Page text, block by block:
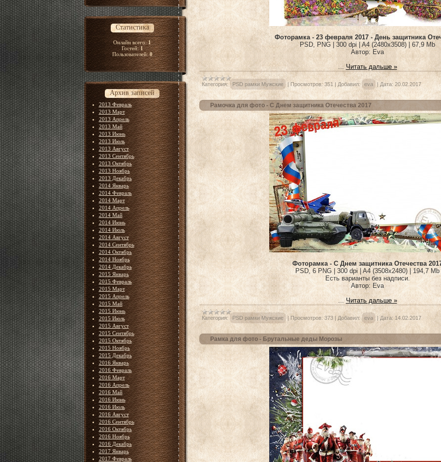
Статистика
Онлайн всего:1
Гостей:1
Пользователей:0
Архив записей
2013 Февраль
2013 Март
2013 Апрель
2013 Май
2013 Июнь
2013 Июль
2013 Август
2013 Сентябрь
2013 Октябрь
2013 Ноябрь
2013 Декабрь
2014 Январь
2014 Февраль
2014 Март
2014 Апрель
2014 Май
2014 Июнь
2014 Июль
2014 Август
2014 Сентябрь
2014 Октябрь
2014 Ноябрь
2014 Декабрь
2015 Январь
2015 Февраль
2015 Март
2015 Апрель
2015 Май
2015 Июнь
2015 Июль
2015 Август
2015 Сентябрь
2015 Октябрь
2015 Ноябрь
2015 Декабрь
2016 Январь
2016 Февраль
2016 Март
2016 Апрель
2016 Май
2016 Июнь
2016 Июль
2016 Август
2016 Сентябрь
2016 Октябрь
2016 Ноябрь
2016 Декабрь
2017 Январь
2017 Февраль
Фоторамка - 23 февраля 2017 - День защитника
PSD, PNG | 300 dpi | A4 (2480x3508) | 67,9 Mb
Автор: Eva
... Читать дальше »
Категория: PSD рамки Мужские | Просмотров: 351 | Добавил: eva | Дата: 20.02.2017
Рамочка для фото - С Днем защитника Отечества 2017
Фоторамка - С Днем защитника Отечества
PSD, 6 PNG | 300 dpi | A4 (3508x2480) | 194,7 Mb
Есть варианты без надписи.
Автор: Eva
... Читать дальше »
Категория: PSD рамки Мужские | Просмотров: 373 | Добавил: eva | Дата: 14.02.2017
Рамка для фото - Брутальные деды Морозы